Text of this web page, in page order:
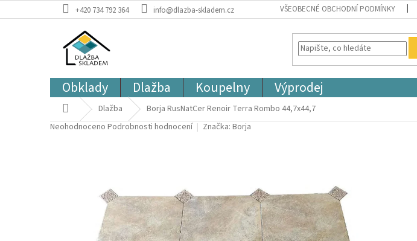
na
+420 734 792 364 info@dlazba-skladem.cz VŠEOBECNÉ OBCHODNÍ PODMÍNKY
Obklady Dlažba Koupelny Výprodej
Domů Dlažba
Borja RusNatCer Renoir Terra Rombo 44,7x44,7
Průměrné
Neohodnoceno Podrobnosti hodnocení Značka: Borja